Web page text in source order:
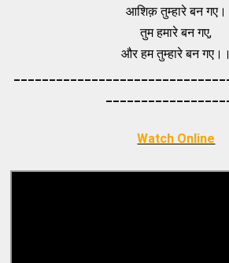
आशिक़ तुम्हारे बन गए।
तुम हमारे बन गए,
और हम तुम्हारे बन गए।।
Watch Online